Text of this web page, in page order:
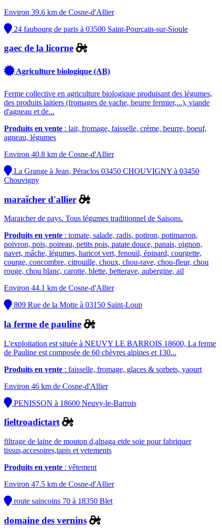
Environ 39.6 km de Cosne-d'Allier
24 faubourg de paris à 03500 Saint-Pourçain-sur-Sioule
gaec de la licorne
Agriculture biologique (AB)
Ferme collective en agriculture biologique produisant des légumes,
des produits laitiers (fromages de vache, beurre fermier,...), viande
d'agneau et de...
Produits en vente : lait, fromage, faisselle, crème, beurre, boeuf,
agneau, légumes
Environ 40.8 km de Cosne-d'Allier
La Grange à Jean, Péraclos 03450 CHOUVIGNY à 03450
Chouvigny
maraîcher d'allier
Maraicher de pays. Tous légumes traditionnel de Saisons.
Produits en vente : tomate, salade, radis, potiron, potimarron,
poivron, pois, poireau, petits pois, patate douce, panais, oignon,
navet, mâche, légumes, haricot vert, fenouil, épinard, courgette,
courge, concombre, citrouille, choux, chou-rave, chou-fleur, chou
rouge, chou blanc, carotte, blette, betterave, aubergine, ail
Environ 44.1 km de Cosne-d'Allier
809 Rue de la Motte à 03150 Saint-Loup
la ferme de pauline
L'exploitation est située à NEUVY LE BARROIS 18600, La ferme
de Pauline est composée de 60 chèvres alpines et 130...
Produits en vente : faisselle, fromage, glaces & sorbets, yaourt
Environ 46 km de Cosne-d'Allier
PENISSON à 18600 Neuvy-le-Barrois
fieltroadictart
filtrage de laine de mouton d,alpaga etde soie pour fabriquer
tissus,accesoires,tapis et vetements
Produits en vente : vêtement
Environ 47.5 km de Cosne-d'Allier
route saincoins 70 à 18350 Blet
domaine des vernins